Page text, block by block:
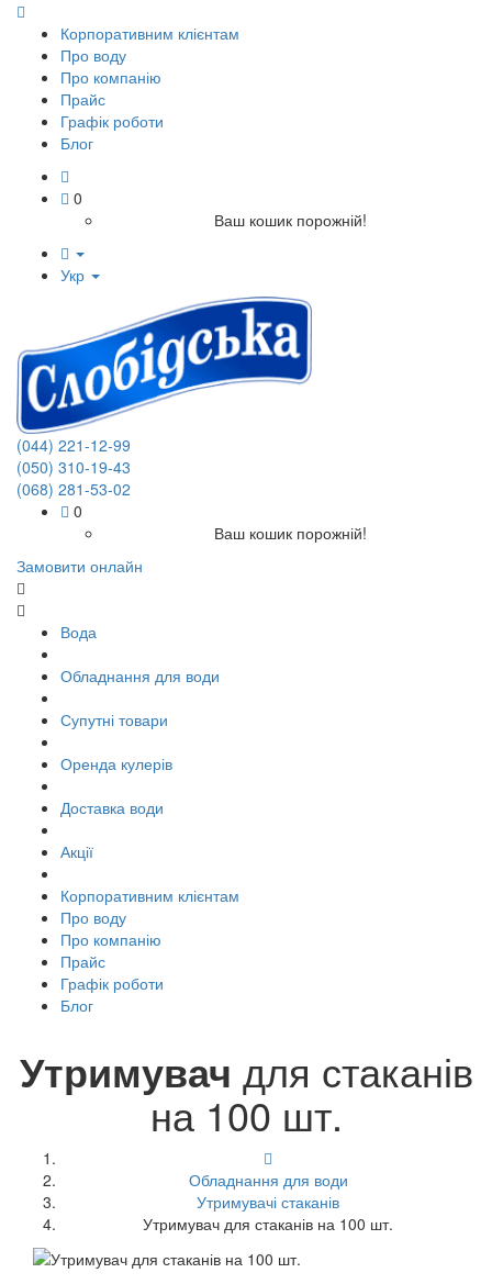
Корпоративним клієнтам
Про воду
Про компанію
Прайс
Графік роботи
Блог
0
Ваш кошик порожній!
Укр
(044) 221-12-99
(050) 310-19-43
(068) 281-53-02
0
Ваш кошик порожній!
Замовити онлайн
Вода
Обладнання для води
Супутні товари
Оренда кулерів
Доставка води
Акції
Корпоративним клієнтам
Про воду
Про компанію
Прайс
Графік роботи
Блог
Утримувач для стаканів
на 100 шт.
Обладнання для води
Утримувачі стаканів
Утримувач для стаканів на 100 шт.